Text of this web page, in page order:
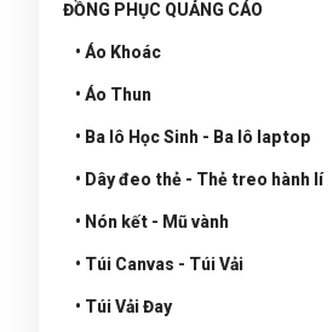
ĐỒNG PHỤC QUẢNG CÁO
• Áo Khoác
• Áo Thun
• Ba lô Học Sinh - Ba lô laptop
• Dây đeo thẻ - Thẻ treo hành lí
• Nón kết - Mũ vành
• Túi Canvas - Túi Vải
• Túi Vải Đay